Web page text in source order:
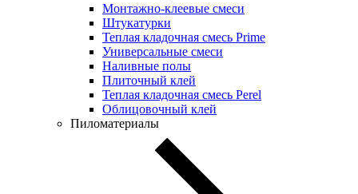
Монтажно-клеевые смеси
Штукатурки
Теплая кладочная смесь Prime
Универсальные смеси
Наливные полы
Плиточный клей
Теплая кладочная смесь Perel
Облицовочный клей
Пиломатериалы